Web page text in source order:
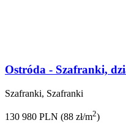
Ostróda - Szafranki,
Szafranki, Szafranki
130 980 PLN (88 zł/m2)